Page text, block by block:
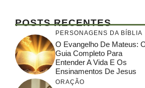
POSTS RECENTES
PERSONAGENS DA BÍBLIA
O Evangelho De Mateus:
Guia Completo Para
Entender A Vida E Os
Ensinamentos De Jesus
ORAÇÃO